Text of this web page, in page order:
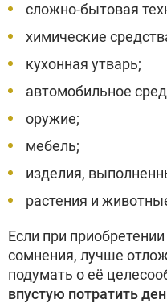
сложно-бытовая
химические
кухонная утварь;
автомобильное
оружие;
мебель;
изделия,
растения и
Если при
сомнения, лучше
подумать о её
впустую потратить